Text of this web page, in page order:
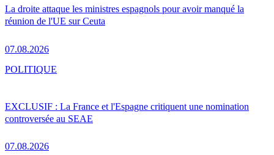
La droite attaque les ministres espagnols pour avoir manqué la
réunion de l'UE sur Ceuta
07.08.2026
EXCLUSIF : La France et l'Espagne critiquent une nomination
controversée au SEAE
07.08.2026
POLITIQUE